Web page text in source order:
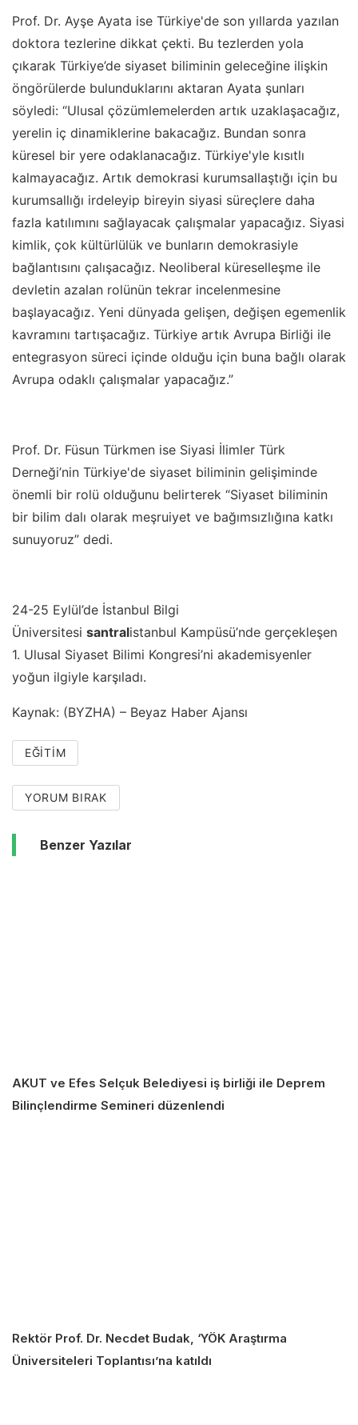
Prof. Dr. Ayşe Ayata ise Türkiye'de son yıllarda yazılan
doktora tezlerine dikkat çekti. Bu tezlerden yola
çıkarak Türkiye’de siyaset biliminin geleceğine ilişkin
öngörülerde bulunduklarını aktaran Ayata şunları
söyledi: “Ulusal çözümlemelerden artık uzaklaşacağız,
yerelin iç dinamiklerine bakacağız. Bundan sonra
küresel bir yere odaklanacağız. Türkiye'yle kısıtlı
kalmayacağız. Artık demokrasi kurumsallaştığı için bu
kurumsallığı irdeleyip bireyin siyasi süreçlere daha
fazla katılımını sağlayacak çalışmalar yapacağız. Siyasi
kimlik, çok kültürlülük ve bunların demokrasiyle
bağlantısını çalışacağız. Neoliberal küreselleşme ile
devletin azalan rolünün tekrar incelenmesine
başlayacağız. Yeni dünyada gelişen, değişen egemenlik
kavramını tartışacağız. Türkiye artık Avrupa Birliği ile
entegrasyon süreci içinde olduğu için buna bağlı olarak
Avrupa odaklı çalışmalar yapacağız.”
Prof. Dr. Füsun Türkmen ise Siyasi İlimler Türk
Derneği’nin Türkiye'de siyaset biliminin gelişiminde
önemli bir rolü olduğunu belirterek “Siyaset biliminin
bir bilim dalı olarak meşruiyet ve bağımsızlığına katkı
sunuyoruz” dedi.
24-25 Eylül’de İstanbul Bilgi
Üniversitesi santralistanbul Kampüsü’nde gerçekleşen
1. Ulusal Siyaset Bilimi Kongresi’ni akademisyenler
yoğun ilgiyle karşıladı.
Kaynak: (BYZHA) – Beyaz Haber Ajansı
EĞITIM
YORUM BIRAK
Benzer Yazılar
AKUT ve Efes Selçuk Belediyesi iş birliği ile Deprem
Bilinçlendirme Semineri düzenlendi
Rektör Prof. Dr. Necdet Budak, ‘YÖK Araştırma
Üniversiteleri Toplantısı’na katıldı